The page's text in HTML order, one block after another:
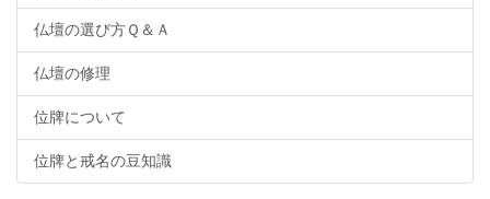
仏壇の選び方Ｑ＆Ａ
仏壇の修理
位牌について
位牌と戒名の豆知識